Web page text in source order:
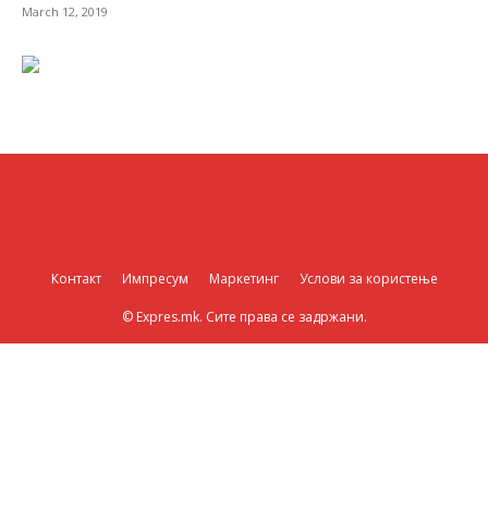
March 12, 2019
Контакт Импресум Маркетинг Услови за користење
© Expres.mk. Сите права се задржани.